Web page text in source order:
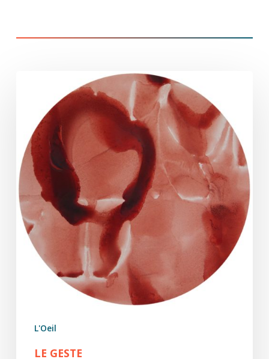
L'Oeil
LE GESTE